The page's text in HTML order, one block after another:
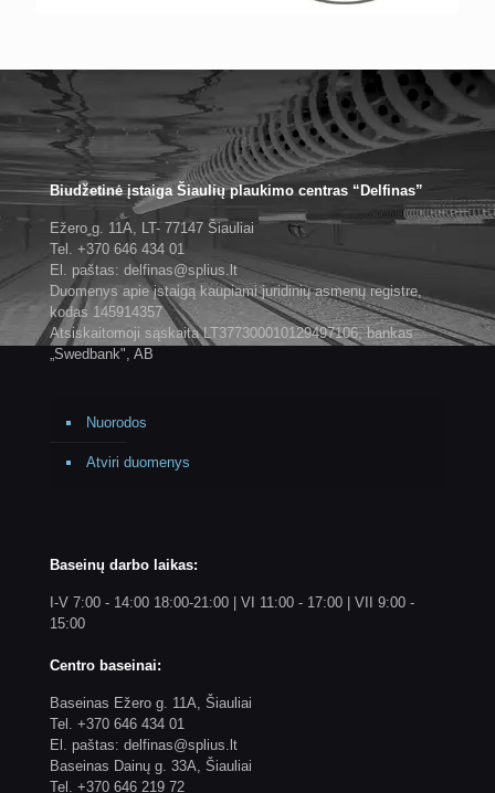
Biudžetinė įstaiga Šiaulių plaukimo centras “Delfinas”
Ežero g. 11A, LT- 77147 Šiauliai
Tel. +370 646 434 01
El. paštas: delfinas@splius.lt
Duomenys apie įstaigą kaupiami juridinių asmenų registre,
kodas 145914357
Atsiskaitomoji sąskaita LT377300010129497106, bankas
„Swedbank", AB
Nuorodos
Atviri duomenys
Baseinų darbo laikas:
I-V 7:00 - 14:00 18:00-21:00 | VI 11:00 - 17:00 | VII 9:00 -
15:00
Centro baseinai:
Baseinas Ežero g. 11A, Šiauliai
Tel. +370 646 434 01
El. paštas: delfinas@splius.lt
Baseinas Dainų g. 33A, Šiauliai
Tel. +370 646 219 72